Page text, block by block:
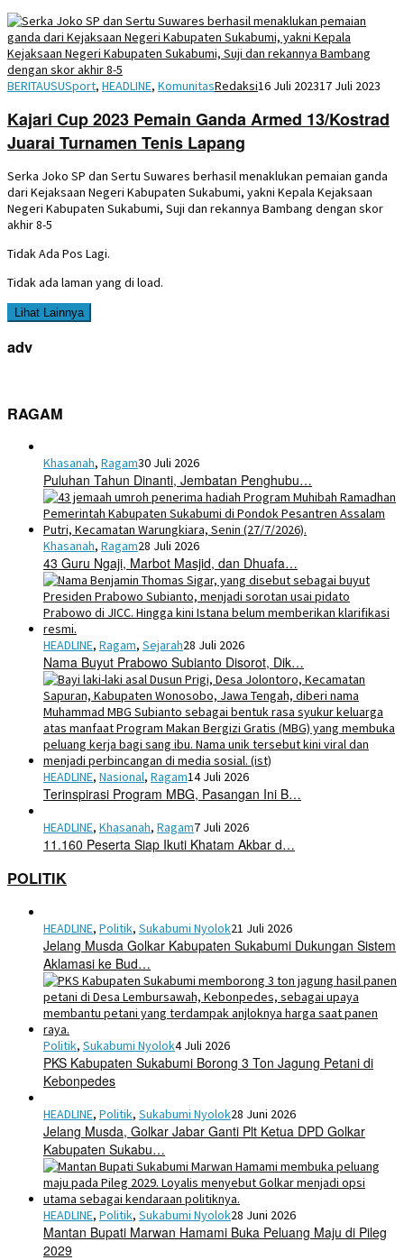
BERITAUSUSport, HEADLINE, KomunitasRedaksi16 Juli 202317 Juli 2023
Kajari Cup 2023 Pemain Ganda Armed 13/Kostrad
Juarai Turnamen Tenis Lapang
Serka Joko SP dan Sertu Suwares berhasil menaklukan pemaian ganda
dari Kejaksaan Negeri Kabupaten Sukabumi, yakni Kepala Kejaksaan
Negeri Kabupaten Sukabumi, Suji dan rekannya Bambang dengan skor
akhir 8-5
Tidak Ada Pos Lagi.
Tidak ada laman yang di load.
Lihat Lainnya
adv
RAGAM
Khasanah, Ragam30 Juli 2026
Puluhan Tahun Dinanti, Jembatan Penghubu…
Khasanah, Ragam28 Juli 2026
43 Guru Ngaji, Marbot Masjid, dan Dhuafa…
HEADLINE, Ragam, Sejarah28 Juli 2026
Nama Buyut Prabowo Subianto Disorot, Dik…
HEADLINE, Nasional, Ragam14 Juli 2026
Terinspirasi Program MBG, Pasangan Ini B…
HEADLINE, Khasanah, Ragam7 Juli 2026
11.160 Peserta Siap Ikuti Khatam Akbar d…
POLITIK
HEADLINE, Politik, Sukabumi Nyolok21 Juli 2026
Jelang Musda Golkar Kabupaten Sukabumi Dukungan Sistem
Aklamasi ke Bud…
Politik, Sukabumi Nyolok4 Juli 2026
PKS Kabupaten Sukabumi Borong 3 Ton Jagung Petani di
Kebonpedes
HEADLINE, Politik, Sukabumi Nyolok28 Juni 2026
Jelang Musda, Golkar Jabar Ganti Plt Ketua DPD Golkar
Kabupaten Sukabu…
HEADLINE, Politik, Sukabumi Nyolok28 Juni 2026
Mantan Bupati Marwan Hamami Buka Peluang Maju di Pileg
2029